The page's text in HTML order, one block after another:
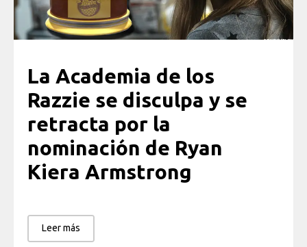
La Academia de los
Razzie se disculpa y se
retracta por la
nominación de Ryan
Kiera Armstrong
Leer más